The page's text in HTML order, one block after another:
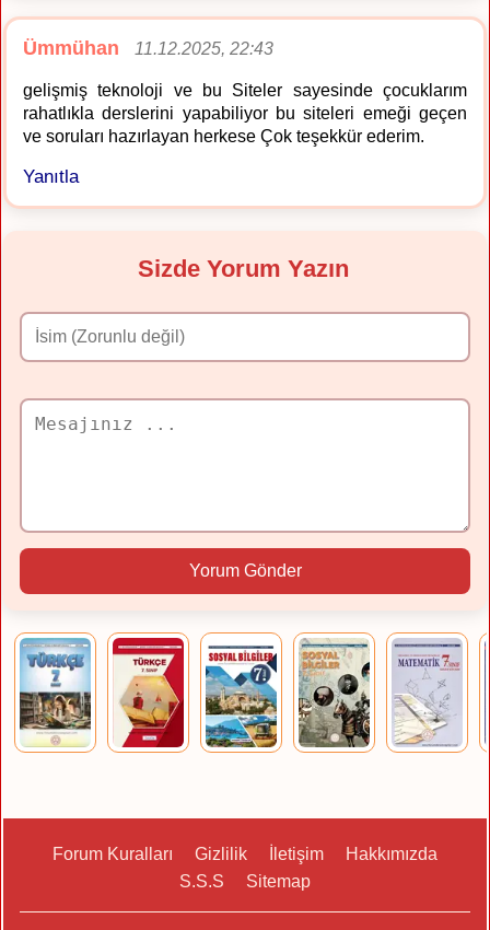
Ümmühan 11.12.2025, 22:43
gelişmiş teknoloji ve bu Siteler sayesinde çocuklarım
rahatlıkla derslerini yapabiliyor bu siteleri emeği geçen
ve soruları hazırlayan herkese Çok teşekkür ederim.
Yanıtla
Sizde Yorum Yazın
Yorum Gönder
Forum Kuralları Gizlilik İletişim
Hakkımızda
S.S.S
Sitemap